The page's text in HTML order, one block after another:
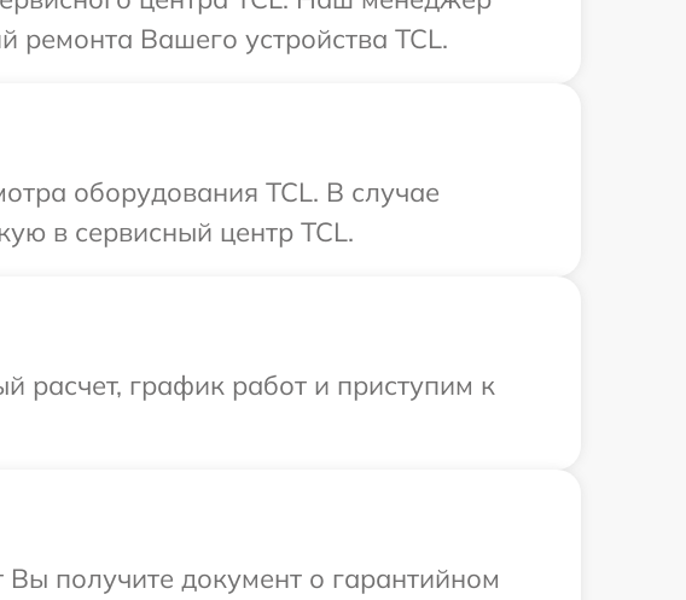
ремонта Вашего устройства TCL.
оборудования TCL. В случае
в сервисный центр TCL.
расчет, график работ и приступим к
получите документ о гарантийном